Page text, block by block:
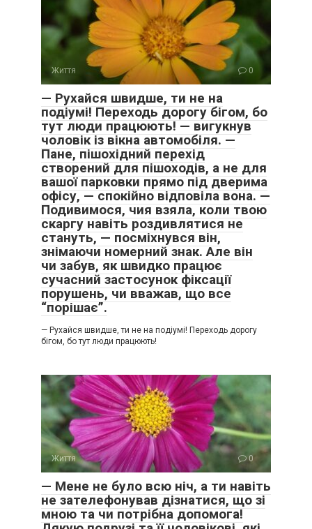
Життя 0
— Рухайся швидше, ти не на
подіумі! Переходь дорогу бігом, бо
тут люди працюють! — вигукнув
чоловік із вікна автомобіля. —
Пане, пішохідний перехід
створений для пішоходів, а не для
вашої парковки прямо під дверима
офісу, — спокійно відповіла вона. —
Подивимося, чия взяла, коли твою
скаргу навіть роздивлятися не
стануть, — посміхнувся він,
знімаючи номерний знак. Але він
чи забув, як швидко працює
сучасний застосунок фіксації
порушень, чи вважав, що все
“порішає”.
— Рухайся швидше, ти не на подіумі! Переходь дорогу
бігом, бо тут люди працюють!
Життя 0
— Мене не було всю ніч, а ти навіть
не зателефонував дізнатися, що зі
мною та чи потрібна допомога!